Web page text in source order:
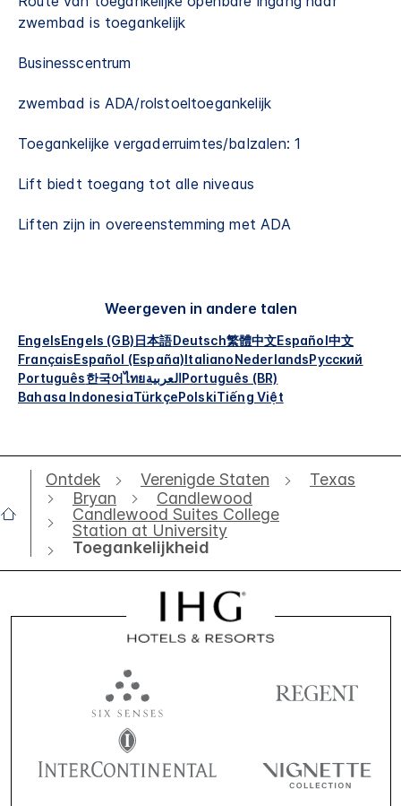
zwembad is toegankelijk
Businesscentrum
zwembad is ADA/rolstoeltoegankelijk​
Toegankelijke vergaderruimtes/balzalen: 1
Lift biedt toegang tot alle niveaus
Liften zijn in overeenstemming met ADA
Weergeven in andere talen
EngelsEngels (GB)日本語Deutsch繁體中文Español中文
FrançaisEspañol (España)ItalianoNederlandsРусский
Português한국어ไทยالعربيةPortuguês (BR)
Bahasa IndonesiaTürkçePolskiTiếng Việt
Ontdek Verenigde Staten
Texas
Bryan
Candlewood
Candlewood Suites College
Station at University
Toegankelijkheid